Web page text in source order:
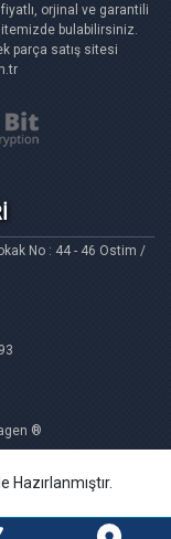
orjinal ve garantili
bulabilirsiniz.
parça satış sitesi
No : 44 - 46 Ostim /
®
Hazırlanmıştır.